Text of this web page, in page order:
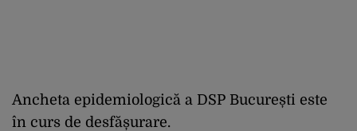
Ancheta epidemiologică a DSP București este
în curs de desfășurare.